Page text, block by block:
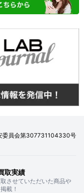
員会第307731104330号
取実績
させていただいた商品や
載！